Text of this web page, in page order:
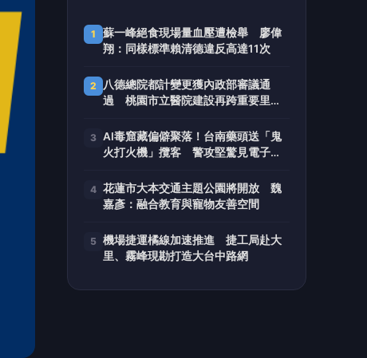
1
蘇一峰絕食現場量血壓遭檢舉 廖偉
翔：同樣標準賴清德違反高達11次
2
八德總院都計變更獲內政部審議通
過 桃園市立醫院建設再跨重要里程
3 AI毒窟藏偏僻聚落！台南藥頭送「鬼
火打火機」攬客 警攻堅驚見電子娃
4 花蓮市大本交通主題公園將開放 魏
嘉彥：融合教育與寵物友善空間
5 機場捷運橘線加速推進 捷工局赴大
里、霧峰現勘打造大台中路網